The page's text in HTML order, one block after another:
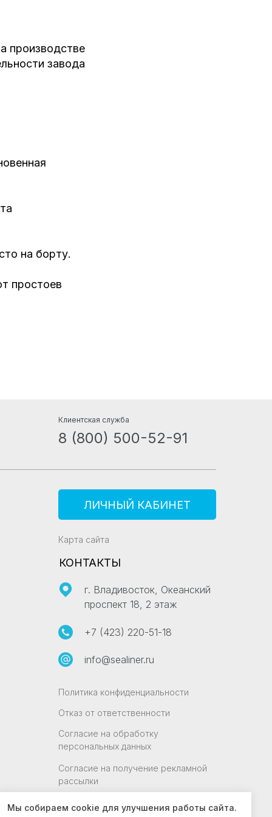
производстве
завода
на борту.
простоев
Клиентская служба
8 (800) 500-52-91
Политика конфиденциальности
Отказ от ответственности
Согласие на получение рекламной
рассылки
Согласие на обработку
персональных данных
КОНТАКТЫ
г. Владивосток, Океанский
проспект 18, 2 этаж
+7 (423) 220-51-18
info@sealiner.ru
ЛИЧНЫЙ КАБИНЕТ
Карта сайта
Мы собираем cookie для улучшения работы сайта.